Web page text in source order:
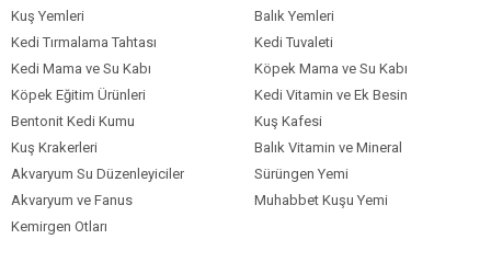
Kuş Yemleri
Balık Yemleri
Kedi Tırmalama Tahtası
Kedi Tuvaleti
Kedi Mama ve Su Kabı
Köpek Mama ve Su Kabı
Köpek Eğitim Ürünleri
Kedi Vitamin ve Ek Besin
Bentonit Kedi Kumu
Kuş Kafesi
Kuş Krakerleri
Balık Vitamin ve Mineral
Akvaryum Su Düzenleyiciler
Sürüngen Yemi
Akvaryum ve Fanus
Muhabbet Kuşu Yemi
Kemirgen Otları